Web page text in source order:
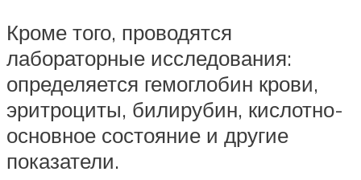
Кроме того, проводятся
лабораторные исследования:
определяется гемоглобин крови,
эритроциты, билирубин, кислотно-
основное состояние и другие
показатели.